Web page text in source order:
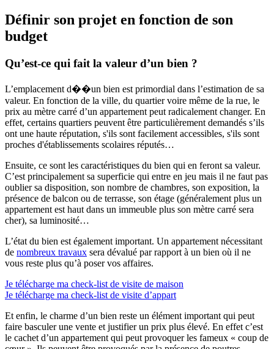
Définir son projet en fonction de son
budget
Qu’est-ce qui fait la valeur d’un bien ?
L’emplacement d��un bien est primordial dans l’estimation de sa
valeur. En fonction de la ville, du quartier voire même de la rue, le
prix au mètre carré d’un appartement peut radicalement changer. En
effet, certains quartiers peuvent être particulièrement demandés s’ils
ont une haute réputation, s'ils sont facilement accessibles, s'ils sont
proches d'établissements scolaires réputés…
Ensuite, ce sont les caractéristiques du bien qui en feront sa valeur.
C’est principalement sa superficie qui entre en jeu mais il ne faut pas
oublier sa disposition, son nombre de chambres, son exposition, la
présence de balcon ou de terrasse, son étage (généralement plus un
appartement est haut dans un immeuble plus son mètre carré sera
cher), sa luminosité…
L’état du bien est également important. Un appartement nécessitant
de nombreux travaux sera dévalué par rapport à un bien où il ne
vous reste plus qu’à poser vos affaires.
Je télécharge ma check-list de visite de maison
Je télécharge ma check-list de visite d’appart
Et enfin, le charme d’un bien reste un élément important qui peut
faire basculer une vente et justifier un prix plus élevé. En effet c’est
le cachet d’un appartement qui peut provoquer les fameux « coup de